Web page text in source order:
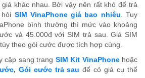
khác nhau. Bởi vậy nên rất khó để trả
SIM VinaPhone giá bao nhiêu . Tuy
bình thường thì mức vào khoảng
và 45.000đ với SIM trả sau. Giá SIM
theo gói cước được tích hợp cùng.
cập sang trang SIM Kit VinaPhonehoặc
, Gói cước trả sau để có giá cụ thể